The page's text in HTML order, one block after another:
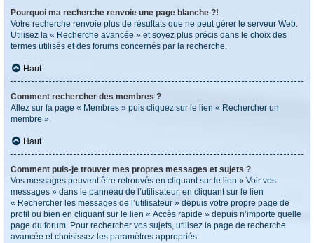
Pourquoi ma recherche renvoie une page blanche ?!
Votre recherche renvoie plus de résultats que ne peut gérer le serveur Web.
Utilisez la « Recherche avancée » et soyez plus précis dans le choix des
termes utilisés et des forums concernés par la recherche.
Haut
Comment rechercher des membres ?
Allez sur la page « Membres » puis cliquez sur le lien « Rechercher un
membre ».
Haut
Comment puis-je trouver mes propres messages et sujets ?
Vos messages peuvent être retrouvés en cliquant sur le lien « Voir vos
messages » dans le panneau de l’utilisateur, en cliquant sur le lien
« Rechercher les messages de l’utilisateur » depuis votre propre page de
profil ou bien en cliquant sur le lien « Accès rapide » depuis n’importe quelle
page du forum. Pour rechercher vos sujets, utilisez la page de recherche
avancée et choisissez les paramètres appropriés.